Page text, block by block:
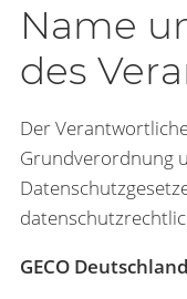
Name
des
Der
Grundverordnung
GECO